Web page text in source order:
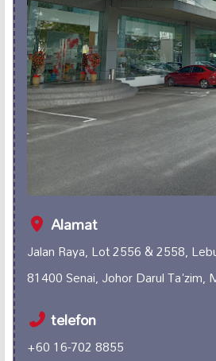
Alamat
Jalan Raya, Lot 2556 & 2558,
81400 Senai, Johor Darul Ta'zim,
telefon
+60 16-702 8855